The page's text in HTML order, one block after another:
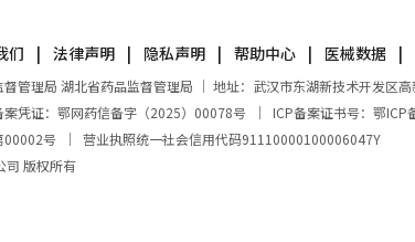
们 法律声明 隐私声明 帮助中心 医械数据
管理局 湖北省药品监督管理局 ｜ 地址：武汉市东湖新技术开发区
案凭证：鄂网药信备字（2025）00078号
｜ ICP备案证书号：鄂
00002号
｜ 营业执照统一社会信用代码91110000100006047Y
司 版权所有